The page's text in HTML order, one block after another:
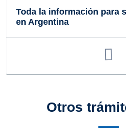
Toda la información para
en Argentina
Otros